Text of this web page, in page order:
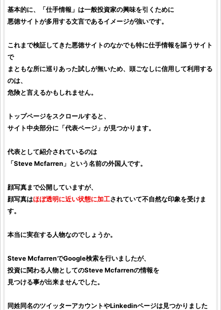
基本的に、「仕手情報」は一般投資家の興味を引くために
悪徳サイトが多用する文言であるイメージが強いです。
これまで検証してきた悪徳サイトのなかでも特に仕手情報を謳うサイト
で
まともな所に巡りあった試しが無いため、頭ごなしに信用して利用する
のは、
危険と言えるかもしれません。
トップページをスクロールすると、
サイト中央部分に「代表ページ」が見つかります。
代表として紹介されているのは
「Steve Mcfarren 」という名前の外国人です。
顔写真まで公開していますが、
顔写真はほぼ透明に近い状態に加工されていて不自然な印象を受けま
す。
本当に実在する人物なのでしょうか。
Steve McfarrenでGoogle検索を行いましたが、
投資に関わる人物としてのSteve Mcfarrenの情報を
見つける事が出来ませんでした。
同姓同名のツイッターアカウントやLinkedinページは見つかりました